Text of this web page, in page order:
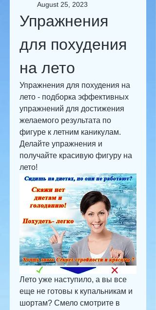
August 25, 2023
Упражнения
для похудения
на лето
Упражнения для похудения на
лето - подборка эффективных
упражнений для достижения
желаемого результата по
фигуре к летним каникулам.
Делайте упражнения и
получайте красивую фигуру на
лето!
Лето уже наступило, а вы все
еще не готовы к купальникам и
шортам? Смело смотрите в